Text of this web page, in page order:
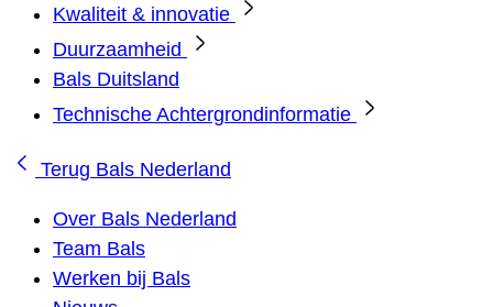
Kwaliteit & innovatie
Duurzaamheid
Bals Duitsland
Technische Achtergrondinformatie
Terug Bals Nederland
Over Bals Nederland
Team Bals
Werken bij Bals